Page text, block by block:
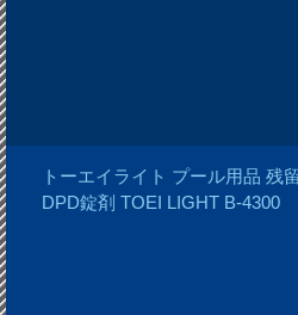
トーエイライト プール用品 残
DPD錠剤 TOEI LIGHT B-4300